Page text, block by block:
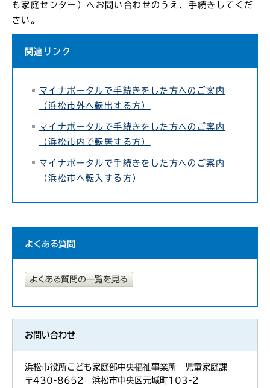
も家庭センター）へお問い合わせのうえ、手続きしてくだ
さい。
関連リンク
マイナポータルで手続きをした方へのご案内
（浜松市外へ転出する方）
マイナポータルで手続きをした方へのご案内
（浜松市内で転居する方）
マイナポータルで手続きをした方へのご案内
（浜松市へ転入する方）
よくある質問
お問い合わせ
浜松市役所こども家庭部中央福祉事業所 児童家庭課
〒430-8652 浜松市中央区元城町103-2